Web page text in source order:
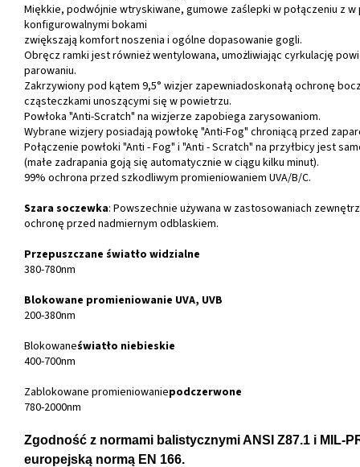
Miękkie, podwójnie wtryskiwane, gumowe zaślepki w połączeniu z w
konfigurowalnymi bokami
zwiększają komfort noszenia i ogólne dopasowanie gogli.
Obręcz ramki jest również wentylowana, umożliwiając cyrkulację
parowaniu.
Zakrzywiony pod kątem 9,5° wizjer zapewniadoskonałą ochronę
cząsteczkami unoszącymi się w powietrzu.
Powłoka "Anti-Scratch" na wizjerze zapobiega zarysowaniom.
Wybrane wizjery posiadają powłokę "Anti-Fog" chroniącą przed
Połączenie powłoki "Anti - Fog" i "Anti - Scratch" na przyłbicy jest
(małe zadrapania goją się automatycznie w ciągu kilku minut).
99% ochrona przed szkodliwym promieniowaniem UVA/B/C.
Szara soczewka: Powszechnie używana w zastosowaniach
ochronę przed nadmiernym odblaskiem.
Przepuszczane światło widzialne
380-780nm
Blokowane promieniowanie UVA, UVB
200-380nm
Blokowaneświatło niebieskie
400-700nm
Zablokowane promieniowaniepodczerwone
780-2000nm
Zgodność z normami balistycznymi ANSI Z87.1 i MIL-
europejską normą EN 166.